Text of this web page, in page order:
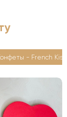
- French Kiss